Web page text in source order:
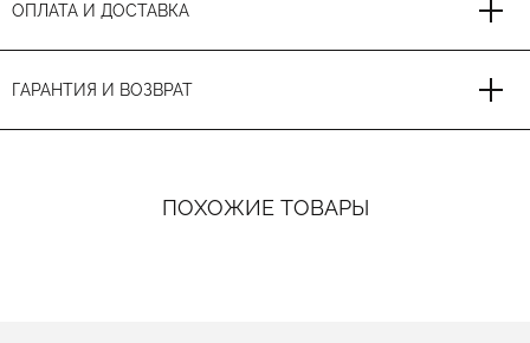
ОПЛАТА И ДОСТАВКА
ГАРАНТИЯ И ВОЗВРАТ
ПОХОЖИЕ ТОВАРЫ